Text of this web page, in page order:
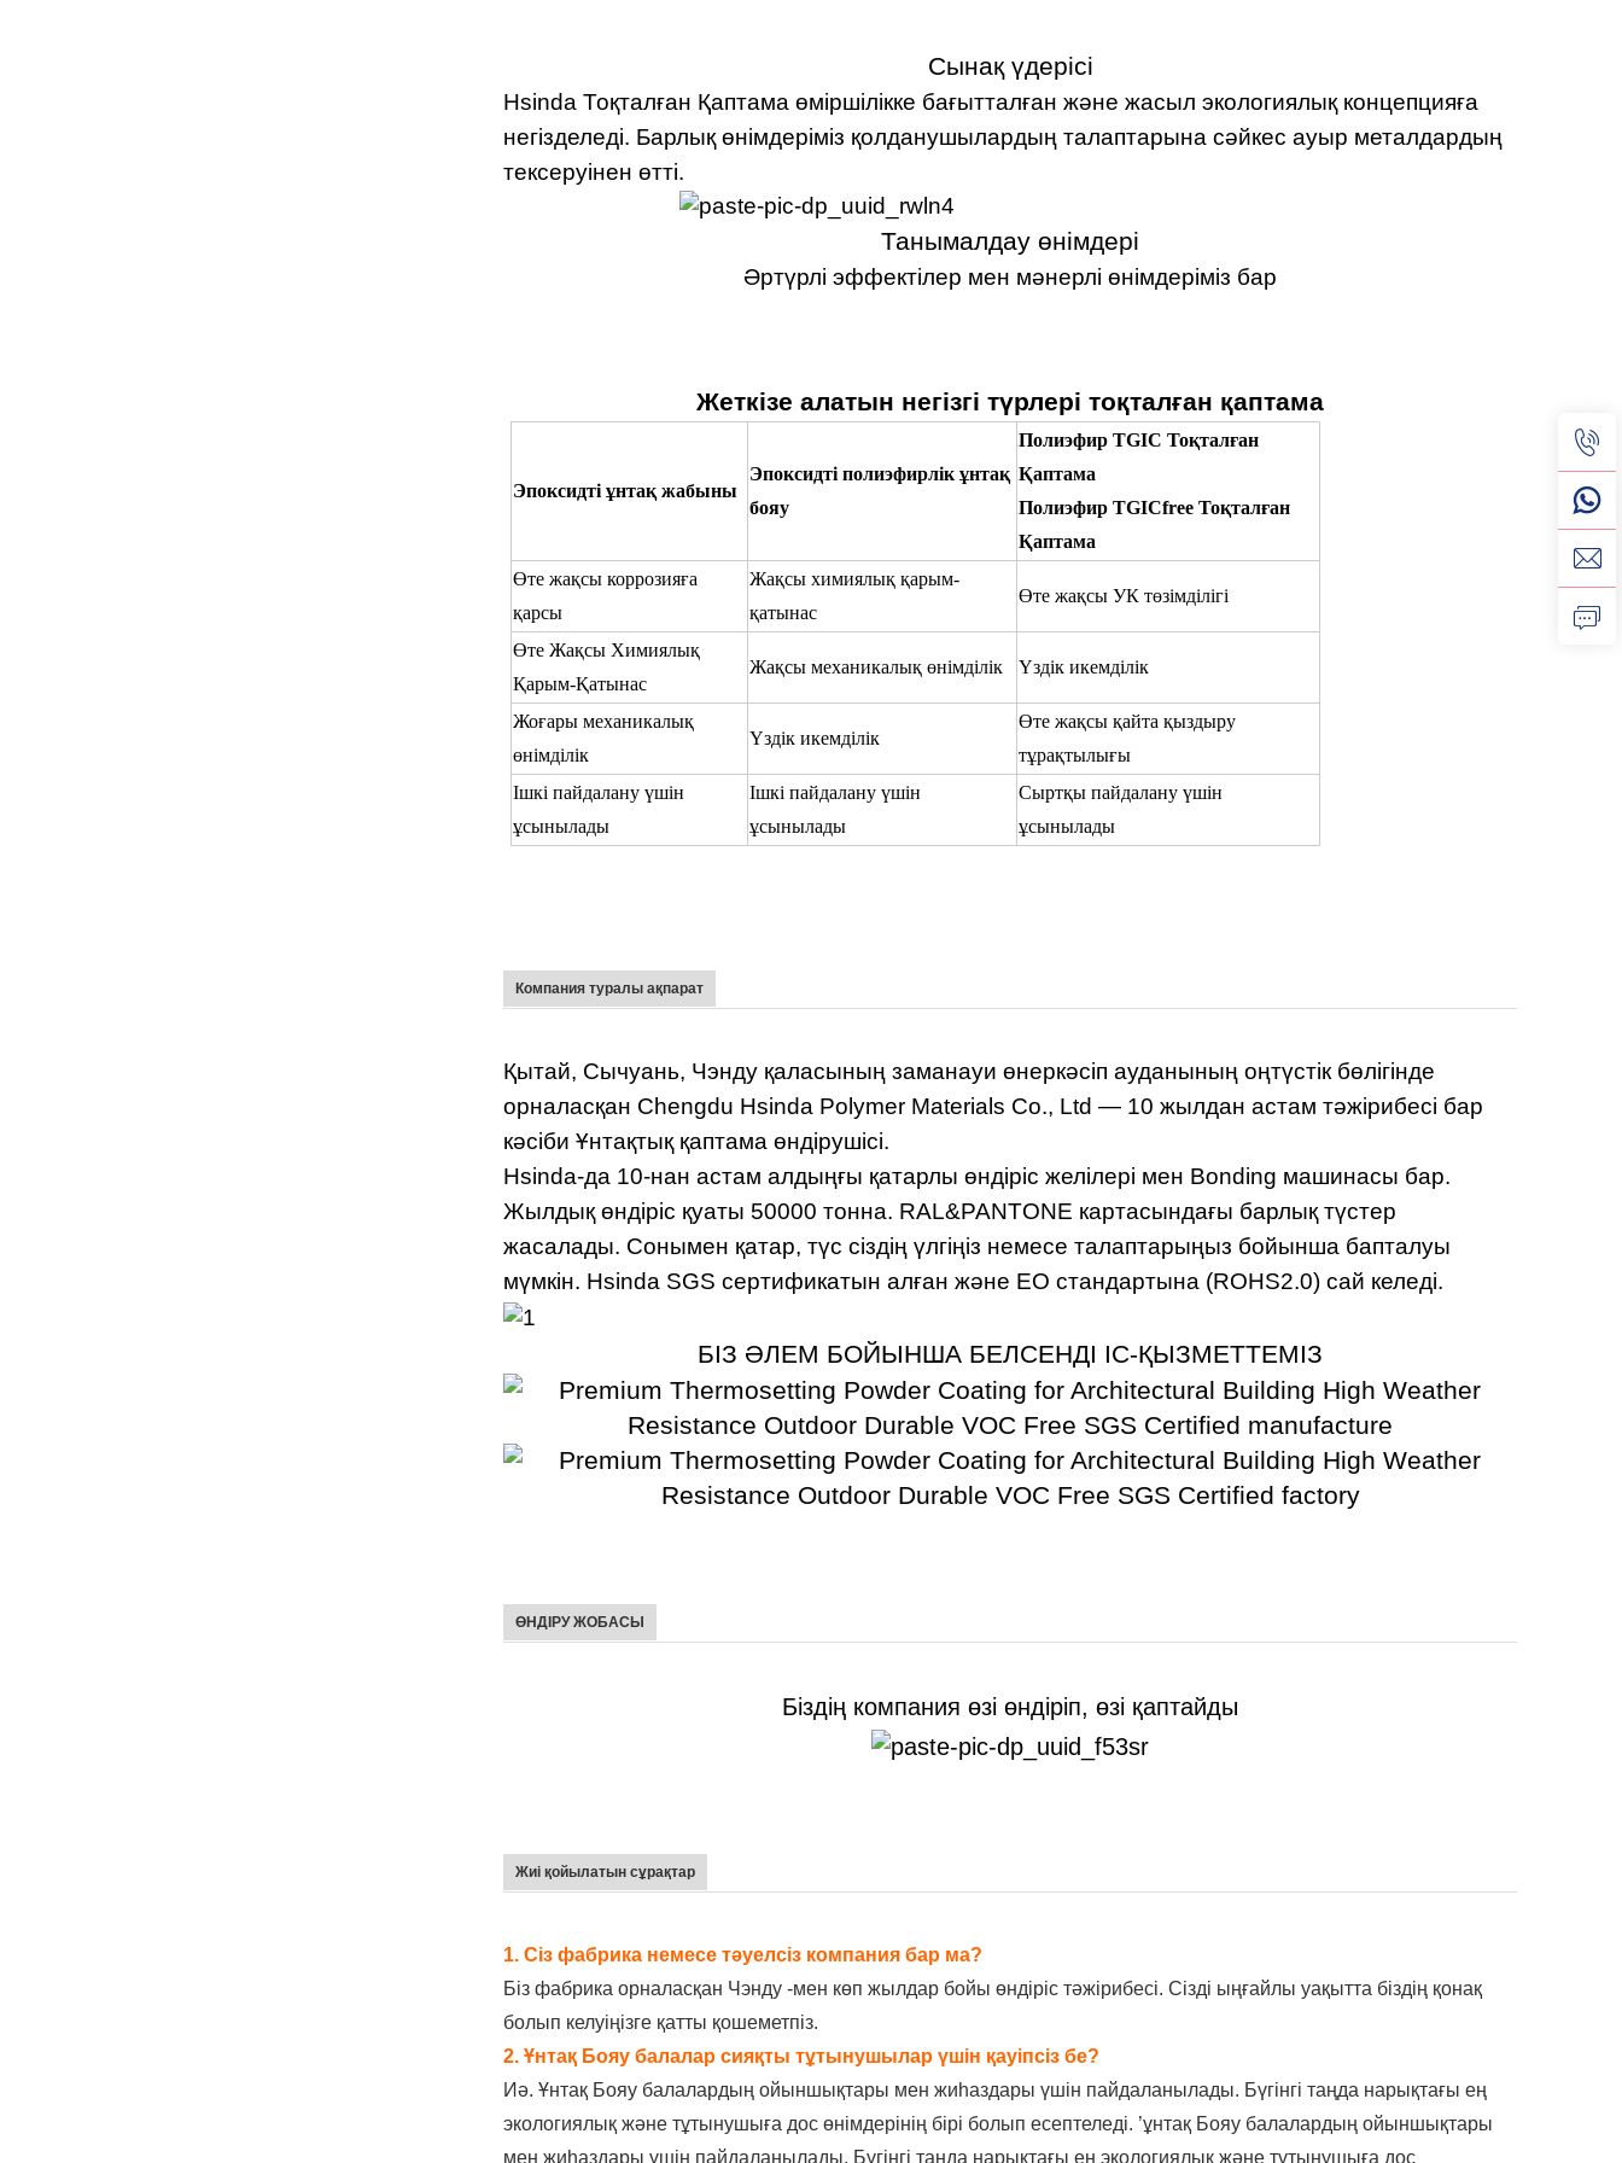
Сынақ үдерісі
Hsinda Тоқталған Қаптама өміршілікке бағытталған және жасыл экологиялық концепцияға
негізделеді. Барлық өнімдеріміз қолданушылардың талаптарына сәйкес ауыр металдардың
тексеруінен өтті.
Танымалдау өнімдері
Әртүрлі эффектілер мен мәнерлі өнімдеріміз бар
Жеткізе алатын негізгі түрлері тоқталған қаптама
Эпоксидті ұнтақ жабыны
Эпоксидті полиэфирлік ұнтақ
бояу
Полиэфир TGIC Тоқталған
Қаптама
Полиэфир TGICfree Тоқталған
Қаптама
Өте жақсы коррозияға
қарсы
Жақсы химиялық қарым-
қатынас
Өте жақсы УК төзімділігі
Өте Жақсы Химиялық
Қарым-Қатынас
Жақсы механикалық өнімділік Үздік икемділік
Жоғары механикалық
өнімділік
Үздік икемділік
Өте жақсы қайта қыздыру
тұрақтылығы
Ішкі пайдалану үшін
ұсынылады
Ішкі пайдалану үшін
ұсынылады
Сыртқы пайдалану үшін
ұсынылады
Компания туралы ақпарат
Қытай, Сычуань, Чэнду қаласының заманауи өнеркәсіп ауданының оңтүстік бөлігінде
орналасқан Chengdu Hsinda Polymer Materials Co., Ltd — 10 жылдан астам тәжірибесі бар
кәсіби Ұнтақтық қаптама өндірушісі.
Hsinda-да 10-нан астам алдыңғы қатарлы өндіріс желілері мен Bonding машинасы бар.
Жылдық өндіріс қуаты 50000 тонна. RAL&PANTONE картасындағы барлық түстер
жасалады. Сонымен қатар, түс сіздің үлгіңіз немесе талаптарыңыз бойынша бапталуы
мүмкін. Hsinda SGS сертификатын алған және ЕО стандартына (ROHS2.0) сай келеді.
БІЗ ӘЛЕМ БОЙЫНША БЕЛСЕНДІ ІС-ҚЫЗМЕТТЕМІЗ
ӨНДІРУ ЖОБАСЫ
Біздің компания өзі өндіріп, өзі қаптайды
Жиі қойылатын сұрақтар
1. Сіз фабрика немесе тәуелсіз компания бар ма?
Біз фабрика орналасқан Чэнду -мен көп жылдар бойы өндіріс тәжірибесі. Сізді ыңғайлы уақытта біздің қонақ
болып келуіңізге қатты қошеметпіз.
2. Ұнтақ Бояу балалар сияқты тұтынушылар үшін қауіпсіз бе?
Иә. Ұнтақ Бояу балалардың ойыншықтары мен жиһаздары үшін пайдаланылады. Бүгінгі таңда нарықтағы ең
экологиялық және тұтынушыға дос өнімдерінің бірі болып есептеледі. ’ұнтақ Бояу балалардың ойыншықтары
мен жиһаздары үшін пайдаланылады. Бүгінгі таңда нарықтағы ең экологиялық және тұтынушыға дос